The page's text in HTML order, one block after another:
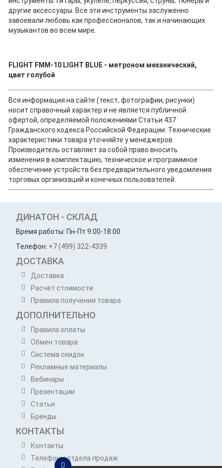
другие аксессуары. Все эти инструменты заслуженно
завоевали любовь как профессионалов, так и начинающих
музыкантов во всем мире.
FLIGHT FMM-10 LIGHT BLUE - метроном механический,
цвет голубой
Вся информация на сайте (текст, фотографии, рисунки)
носит справочный характер и не является публичной
офертой, определяемой положениями Статьи 437
Гражданского кодекса Российской Федерации. Технические
характеристики товара уточняйте у менеджеров.
Производитель оставляет за собой право вносить
изменения в комплектацию, техническое и программное
обеспечение устройств без предварительного уведомления
торговых организаций и конечных пользователей.
ДИНАТОН - СКЛАД
Время работы: Пн-Пт 9:00-18:00
Телефон: +7 (499) 322-4339
ДОСТАВКА
Доставка
Расчет стоимости
Правила получения товара
ДОПОЛНИТЕЛЬНО
Правила оплаты
Обмен товара
Система скидок
Рекламные материалы
Вебинары
Презентации
Статьи
Бренды
КОНТАКТЫ
Контакты
Телефоны отдела продаж